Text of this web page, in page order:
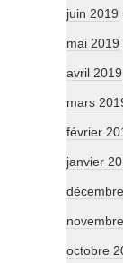
juin 2019
mai 2019
avril 2019
mars
février
janvier
octobre